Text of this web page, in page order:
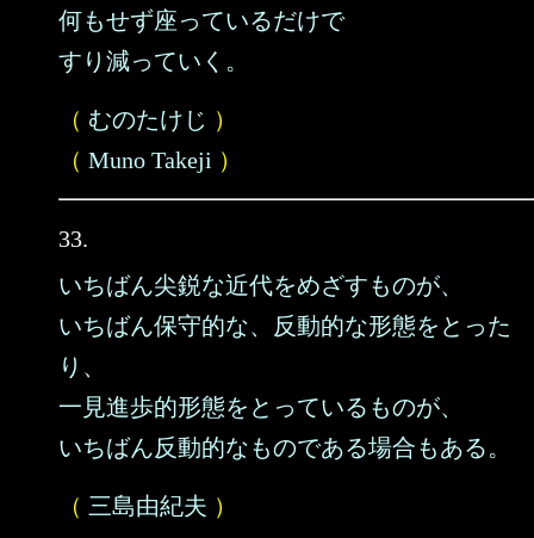
何もせず座っているだけで
すり減っていく。
（ むのたけじ ）
（ Muno Takeji ）
33.
いちばん尖鋭な近代をめざすものが、
いちばん保守的な、反動的な形態をとった
り、
一見進歩的形態をとっているものが、
いちばん反動的なものである場合もある。
（ 三島由紀夫 ）